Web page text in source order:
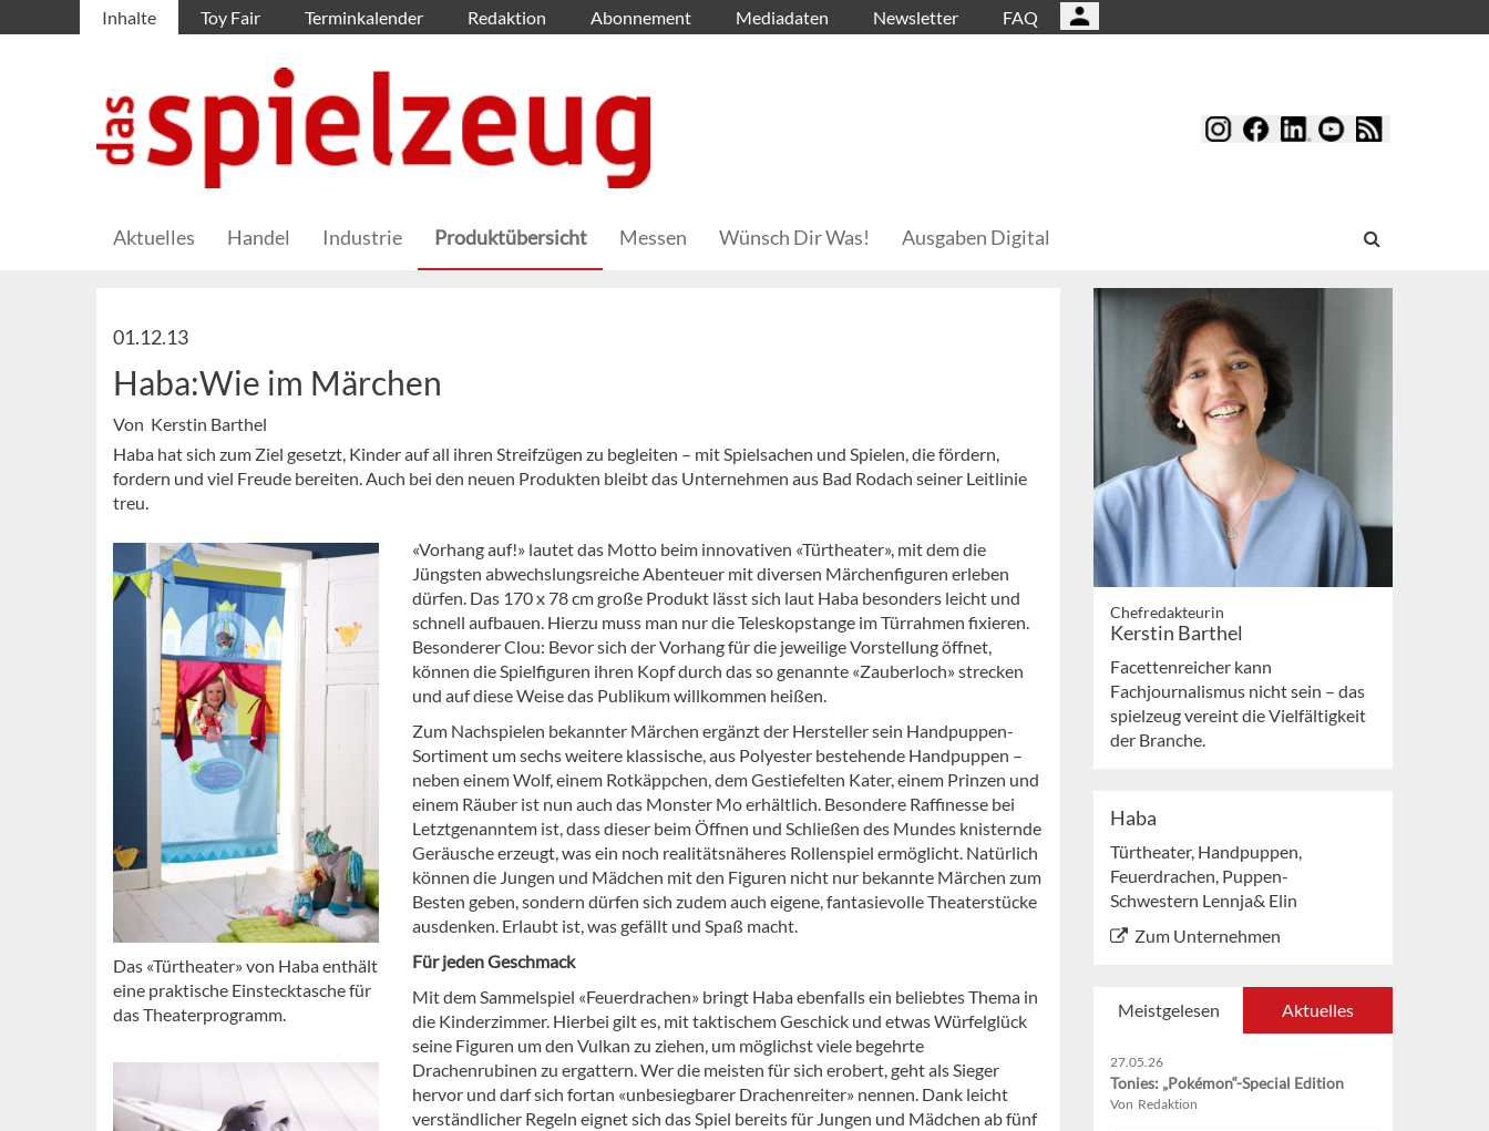
Inhalte Toy Fair Terminkalender Redaktion Abonnement Mediadaten Newsletter FAQ
Aktuelles Handel Industrie Produktübersicht Messen Wünsch Dir Was! Ausgaben Digital
01.12.13
Haba:Wie im Märchen
Von Kerstin Barthel
Haba hat sich zum Ziel gesetzt, Kinder auf all ihren Streifzügen zu begleiten – mit Spielsachen und Spielen, die fördern,
fordern und viel Freude bereiten. Auch bei den neuen Produkten bleibt das Unternehmen aus Bad Rodach seiner Leitlinie
treu.
Das «Türtheater» von Haba enthält
eine praktische Einstecktasche für
das Theaterprogramm.
«Vorhang auf!» lautet das Motto beim innovativen «Türtheater», mit dem die
Jüngsten abwechslungsreiche Abenteuer mit diversen Märchenfiguren erleben
dürfen. Das 170 x 78 cm große Produkt lässt sich laut Haba besonders leicht und
schnell aufbauen. Hierzu muss man nur die Teleskopstange im Türrahmen fixieren.
Besonderer Clou: Bevor sich der Vorhang für die jeweilige Vorstellung öffnet,
können die Spielfiguren ihren Kopf durch das so genannte «Zauberloch» strecken
und auf diese Weise das Publikum willkommen heißen.
Zum Nachspielen bekannter Märchen ergänzt der Hersteller sein Handpuppen-
Sortiment um sechs weitere klassische, aus Polyester bestehende Handpuppen –
neben einem Wolf, einem Rotkäppchen, dem Gestiefelten Kater, einem Prinzen und
einem Räuber ist nun auch das Monster Mo erhältlich. Besondere Raffinesse bei
Letztgenanntem ist, dass dieser beim Öffnen und Schließen des Mundes knisternde
Geräusche erzeugt, was ein noch realitätsnäheres Rollenspiel ermöglicht. Natürlich
können die Jungen und Mädchen mit den Figuren nicht nur bekannte Märchen zum
Besten geben, sondern dürfen sich zudem auch eigene, fantasievolle Theaterstücke
ausdenken. Erlaubt ist, was gefällt und Spaß macht.
Für jeden Geschmack
Mit dem Sammelspiel «Feuerdrachen» bringt Haba ebenfalls ein beliebtes Thema in
die Kinderzimmer. Hierbei gilt es, mit taktischem Geschick und etwas Würfelglück
seine Figuren um den Vulkan zu ziehen, um möglichst viele begehrte
Drachenrubinen zu ergattern. Wer die meisten für sich erobert, geht als Sieger
hervor und darf sich fortan «unbesiegbarer Drachenreiter» nennen. Dank leicht
verständlicher Regeln eignet sich das Spiel bereits für Jungen und Mädchen ab fünf
Chefredakteurin
Kerstin Barthel
Facettenreicher kann
Fachjournalismus nicht sein – das
spielzeug vereint die Vielfältigkeit
der Branche.
Haba
Türtheater, Handpuppen,
Feuerdrachen, Puppen-
Schwestern Lennja& Elin
Zum Unternehmen
Meistgelesen Aktuelles
27.05.26
Tonies: „Pokémon“-Special Edition
Von Redaktion